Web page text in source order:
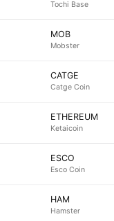
Tochi Base
MOB
Mobster
CATGE
Catge Coin
ETHEREUM
Ketaicoin
ESCO
Esco Coin
HAM
Hamster